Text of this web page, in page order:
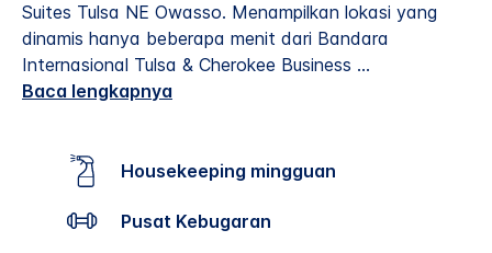
Suites Tulsa NE Owasso. Menampilkan lokasi yang
dinamis hanya beberapa menit dari Bandara
Internasional Tulsa & Cherokee Business ...
Baca lengkapnya
Housekeeping mingguan
Pusat Kebugaran